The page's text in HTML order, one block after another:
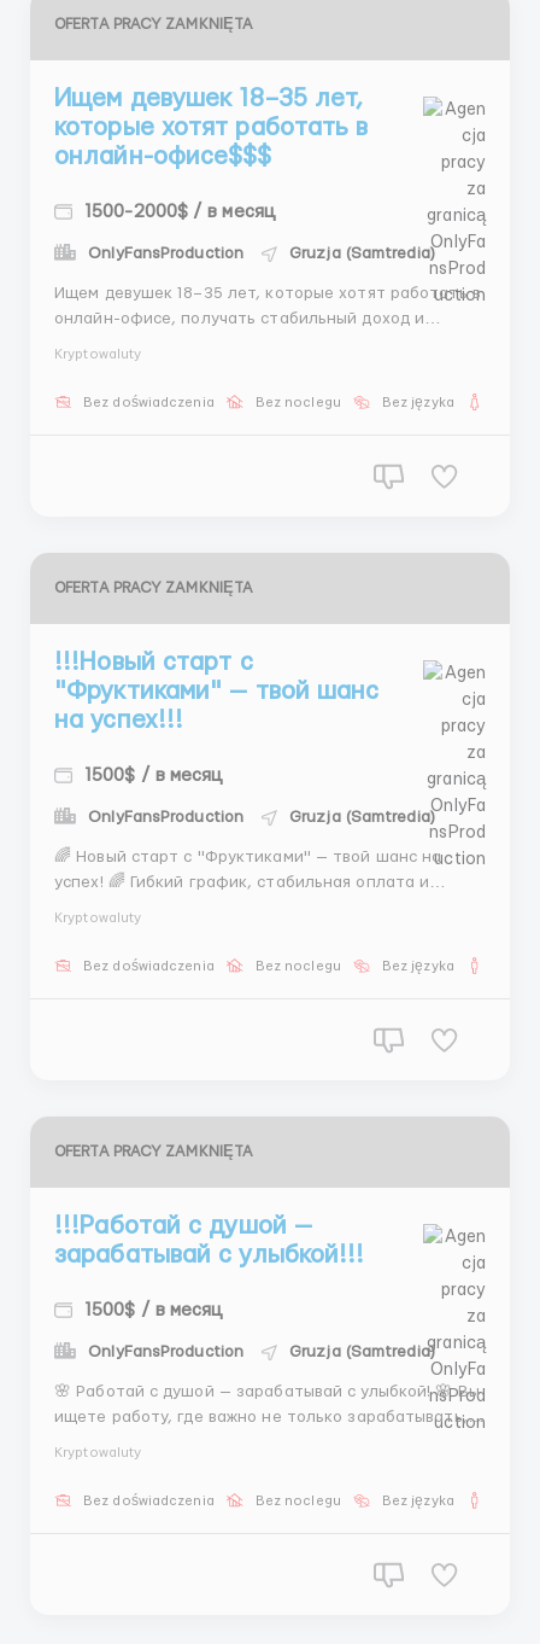
OFERTA PRACY ZAMKNIĘTA
Ищем девушек 18–35 лет,
которые хотят работать в
онлайн-офисе$$$
1500-2000$ / в месяц
OnlyFansProduction Gruzja (Samtredia)
Ищем девушек 18–35 лет, которые хотят работать в
онлайн-офисе, получать стабильный доход и
демонстрацией экрана. Что вас ждёт: Доход 400–
Kryptowaluty
Bez doświadczenia Bez noclegu Bez języka
OFERTA PRACY ZAMKNIĘTA
!!!Новый старт с
"Фруктиками" — твой шанс
на успех!!!
1500$ / в месяц
OnlyFansProduction Gruzja (Samtredia)
🌈 Новый старт с "Фруктиками" — твой шанс на
успех! 🌈 Гибкий график, стабильная оплата и
анкет, подготовкой уникальных профилей и
Kryptowaluty
Bez doświadczenia Bez noclegu Bez języka
OFERTA PRACY ZAMKNIĘTA
!!!Работай с душой —
зарабатывай с улыбкой!!!
1500$ / в месяц
OnlyFansProduction Gruzja (Samtredia)
🌸 Работай с душой — зарабатывай с улыбкой! 🌸 Вы
ищете работу, где важно не только зарабатывать,
не только интересная, но и прибыльная (от 600$).
Kryptowaluty
Bez doświadczenia Bez noclegu Bez języka